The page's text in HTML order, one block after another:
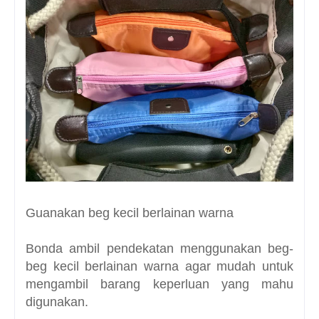
Guanakan beg kecil berlainan warna
Bonda ambil pendekatan menggunakan beg-
beg kecil berlainan warna agar mudah untuk
mengambil barang keperluan yang mahu
digunakan.